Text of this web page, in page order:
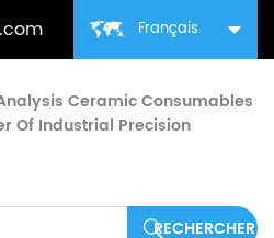
Français
Ceramic Consumables
Of Industrial Precision